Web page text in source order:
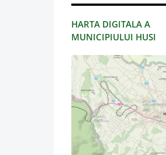
HARTA DIGITALA A
MUNICIPIULUI HUSI